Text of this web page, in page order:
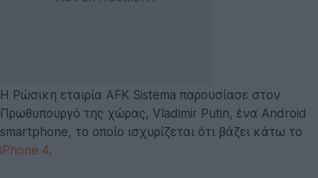
Η Ρώσικη εταιρία AFK Sistema παρουσίασε στον
Πρωθυπουργό της χώρας, Vladimir Putin, ένα Android
smartphone, το οποίο ισχυρίζεται ότι βάζει κάτω το
iPhone 4.